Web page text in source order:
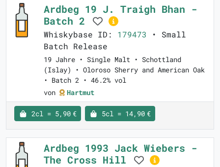
Ardbeg 19 J. Traigh Bhan -
Batch 2
Whiskybase ID: 179473 • Small
Batch Release
19 Jahre • Single Malt • Schottland
(Islay) • Oloroso Sherry and American Oak
• Batch 2 • 46.2% vol
von
Hartmut
2cl = 5,90 € 5cl = 14,90 €
Ardbeg 1993 Jack Wiebers -
The Cross Hill